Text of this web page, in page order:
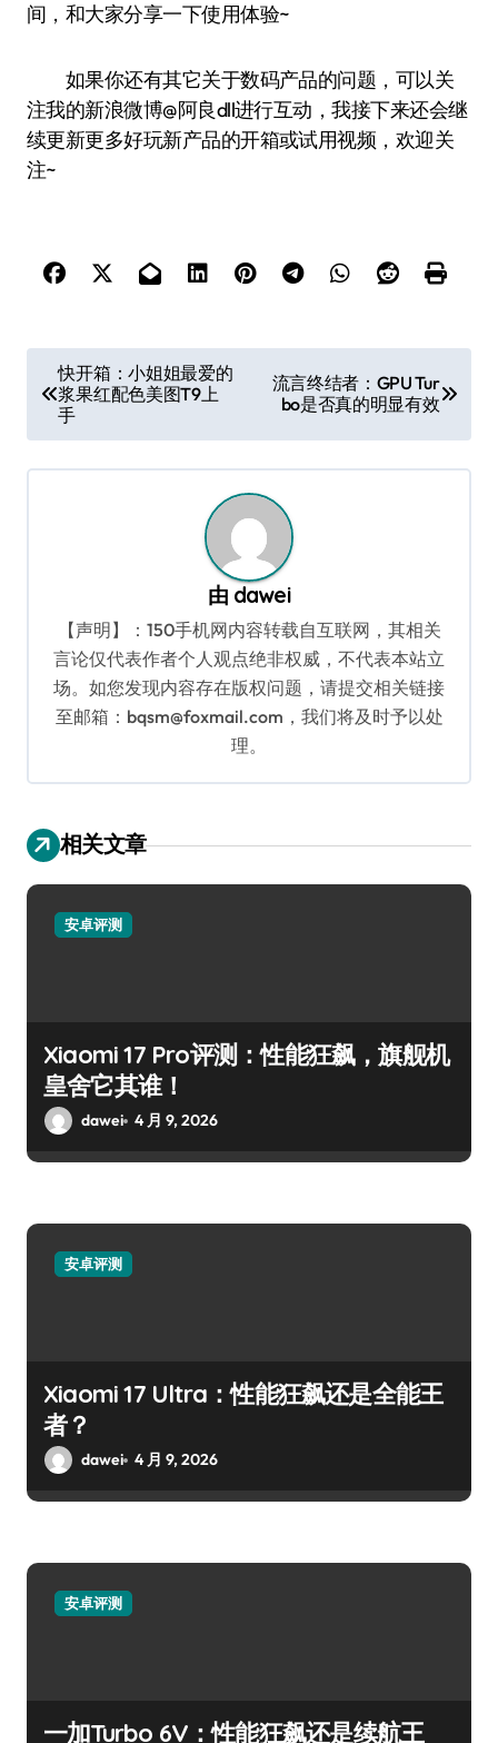
间，和大家分享一下使用体验~
如果你还有其它关于数码产品的问题，可以关
注我的新浪微博@阿良dll进行互动，我接下来还会继
续更新更多好玩新产品的开箱或试用视频，欢迎关
注~
章
导
航
快开箱：小姐姐最爱的
浆果红配色美图T9上
手
流言终结者：GPU Tur
bo是否真的明显有效
由 dawei
【声明】：150手机网内容转载自互联网，其相关
言论仅代表作者个人观点绝非权威，不代表本站立
场。如您发现内容存在版权问题，请提交相关链接
至邮箱：bqsm@foxmail.com，我们将及时予以处
理。
相关文章
安卓评测
Xiaomi 17 Pro评测：性能狂飙，旗舰机
皇舍它其谁！
dawei 4 月 9, 2026
安卓评测
Xiaomi 17 Ultra：性能狂飙还是全能王
者？
dawei 4 月 9, 2026
安卓评测
一加Turbo 6V：性能狂飙还是续航王